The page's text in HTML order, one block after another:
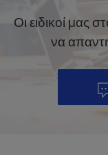
Οι ειδικοί μας
να